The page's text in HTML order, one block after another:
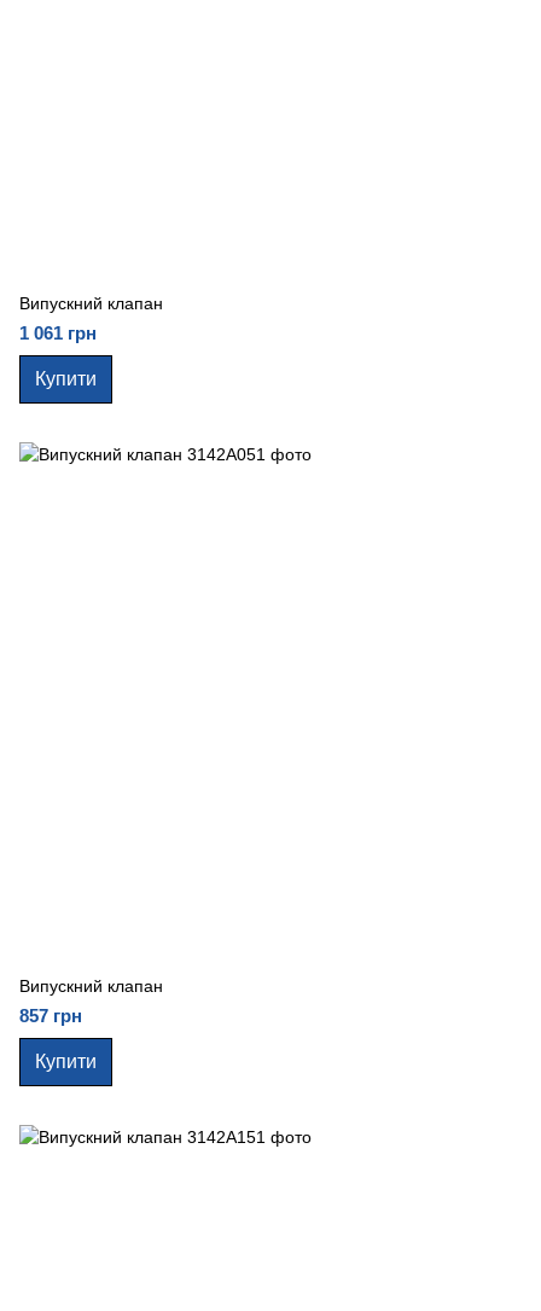
Випускний клапан
1 061 грн
Купити
Випускний клапан
857 грн
Купити